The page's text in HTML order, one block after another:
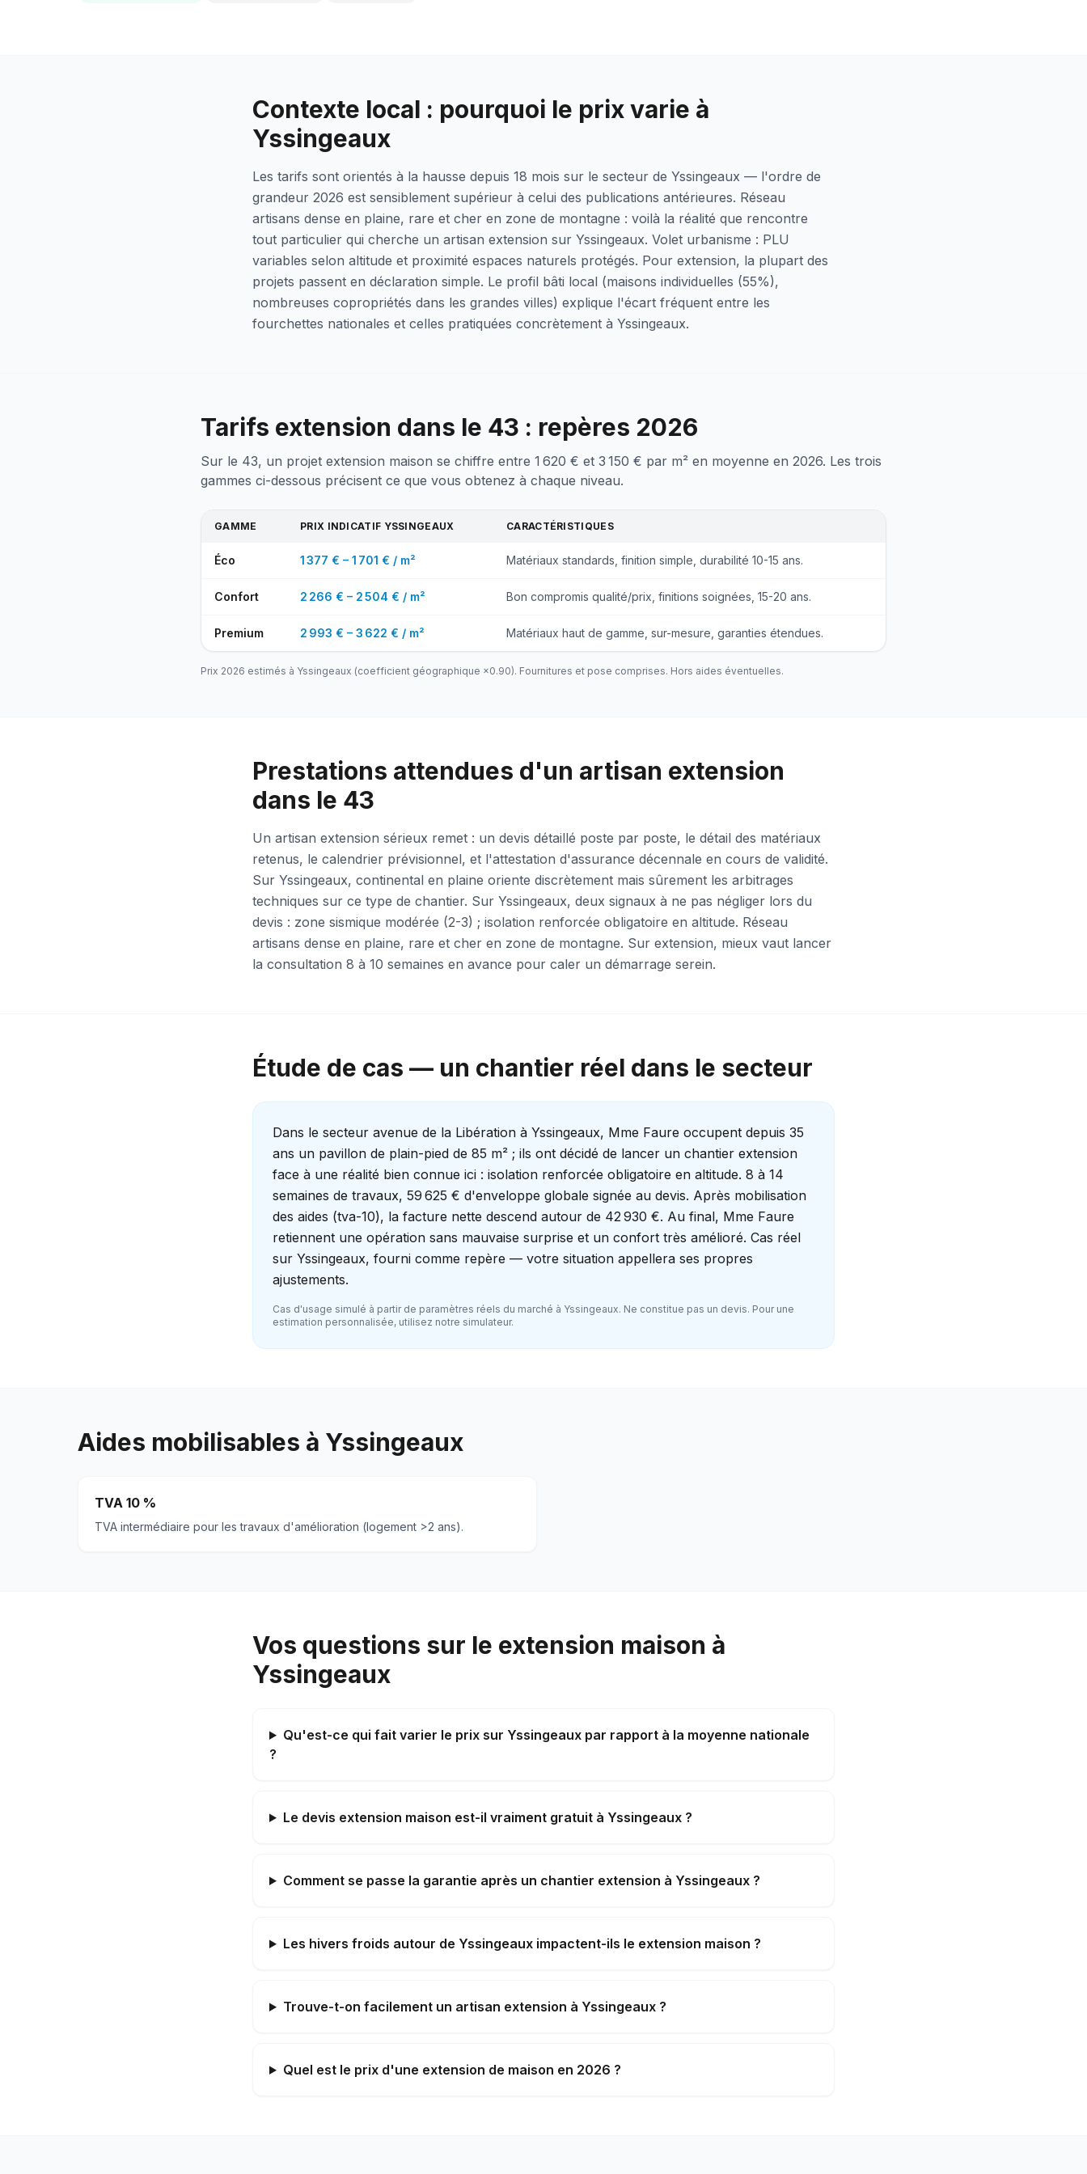
Contexte local : pourquoi le prix varie à
Yssingeaux
Les tarifs sont orientés à la hausse depuis 18 mois sur le secteur de Yssingeaux — l'ordre de
grandeur 2026 est sensiblement supérieur à celui des publications antérieures. Réseau
artisans dense en plaine, rare et cher en zone de montagne : voilà la réalité que rencontre
tout particulier qui cherche un artisan extension sur Yssingeaux. Volet urbanisme : PLU
variables selon altitude et proximité espaces naturels protégés. Pour extension, la plupart des
projets passent en déclaration simple. Le profil bâti local (maisons individuelles (55%),
nombreuses copropriétés dans les grandes villes) explique l'écart fréquent entre les
fourchettes nationales et celles pratiquées concrètement à Yssingeaux.
Tarifs extension dans le 43 : repères 2026
Sur le 43, un projet extension maison se chiffre entre 1 620 € et 3 150 € par m² en moyenne en 2026. Les trois
gammes ci-dessous précisent ce que vous obtenez à chaque niveau.
GAMME PRIX INDICATIF YSSINGEAUX CARACTÉRISTIQUES
Éco 1 377 € – 1 701 € / m² Matériaux standards, finition simple, durabilité 10-15 ans.
Confort 2 266 € – 2 504 € / m² Bon compromis qualité/prix, finitions soignées, 15-20 ans.
Premium 2 993 € – 3 622 € / m² Matériaux haut de gamme, sur-mesure, garanties étendues.
Prix 2026 estimés à Yssingeaux (coefficient géographique ×0.90). Fournitures et pose comprises. Hors aides éventuelles.
Prestations attendues d'un artisan extension
dans le 43
Un artisan extension sérieux remet : un devis détaillé poste par poste, le détail des matériaux
retenus, le calendrier prévisionnel, et l'attestation d'assurance décennale en cours de validité.
Sur Yssingeaux, continental en plaine oriente discrètement mais sûrement les arbitrages
techniques sur ce type de chantier. Sur Yssingeaux, deux signaux à ne pas négliger lors du
devis : zone sismique modérée (2-3) ; isolation renforcée obligatoire en altitude. Réseau
artisans dense en plaine, rare et cher en zone de montagne. Sur extension, mieux vaut lancer
la consultation 8 à 10 semaines en avance pour caler un démarrage serein.
Étude de cas — un chantier réel dans le secteur
Dans le secteur avenue de la Libération à Yssingeaux, Mme Faure occupent depuis 35
ans un pavillon de plain-pied de 85 m² ; ils ont décidé de lancer un chantier extension
face à une réalité bien connue ici : isolation renforcée obligatoire en altitude. 8 à 14
semaines de travaux, 59 625 € d'enveloppe globale signée au devis. Après mobilisation
des aides (tva-10), la facture nette descend autour de 42 930 €. Au final, Mme Faure
retiennent une opération sans mauvaise surprise et un confort très amélioré. Cas réel
sur Yssingeaux, fourni comme repère — votre situation appellera ses propres
ajustements.
Cas d'usage simulé à partir de paramètres réels du marché à Yssingeaux. Ne constitue pas un devis. Pour une
estimation personnalisée, utilisez notre simulateur.
Aides mobilisables à Yssingeaux
TVA 10 %
TVA intermédiaire pour les travaux d'amélioration (logement >2 ans).
Vos questions sur le extension maison à
Yssingeaux
Qu'est-ce qui fait varier le prix sur Yssingeaux par rapport à la moyenne nationale
?
Le devis extension maison est-il vraiment gratuit à Yssingeaux ?
Comment se passe la garantie après un chantier extension à Yssingeaux ?
Les hivers froids autour de Yssingeaux impactent-ils le extension maison ?
Trouve-t-on facilement un artisan extension à Yssingeaux ?
Quel est le prix d'une extension de maison en 2026 ?